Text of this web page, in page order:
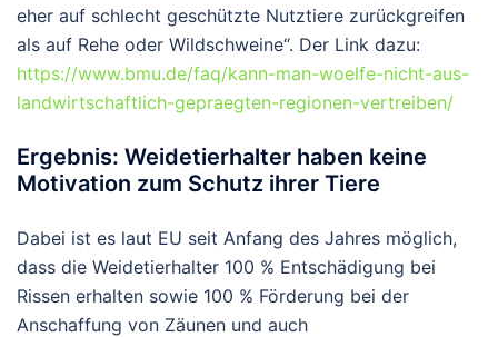
eher auf schlecht geschützte Nutztiere zurückgreifen
als auf Rehe oder Wildschweine“. Der Link dazu:
https://www.bmu.de/faq/kann-man-woelfe-nicht-aus-
landwirtschaftlich-gepraegten-regionen-vertreiben/
Ergebnis: Weidetierhalter haben keine
Motivation zum Schutz ihrer Tiere
Dabei ist es laut EU seit Anfang des Jahres möglich,
dass die Weidetierhalter 100 % Entschädigung bei
Rissen erhalten sowie 100 % Förderung bei der
Anschaffung von Zäunen und auch